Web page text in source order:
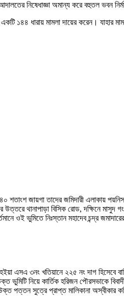
নিষেধাজ্ঞা অমান্য করে বহুতল ভবন
১৪৪ ধারায় মামলা দায়ের করেন। যাহার
জায়গা তাদের জমিদারী এলাকায়
থানাপাড়া বিসিক রোড, দক্ষিনে মাসুদ
ওই ভুমিতে নিঃস্তান মহাদেব চন্দ্র
এসএ ৩নং খতিয়ানে ২২৫ নং দাগ হিসেবে
নিয়ে কার্তিক হরিজন পৌরসভাকে
সুত্রে প্রাপ্ত মালিকানা অস্বীকার